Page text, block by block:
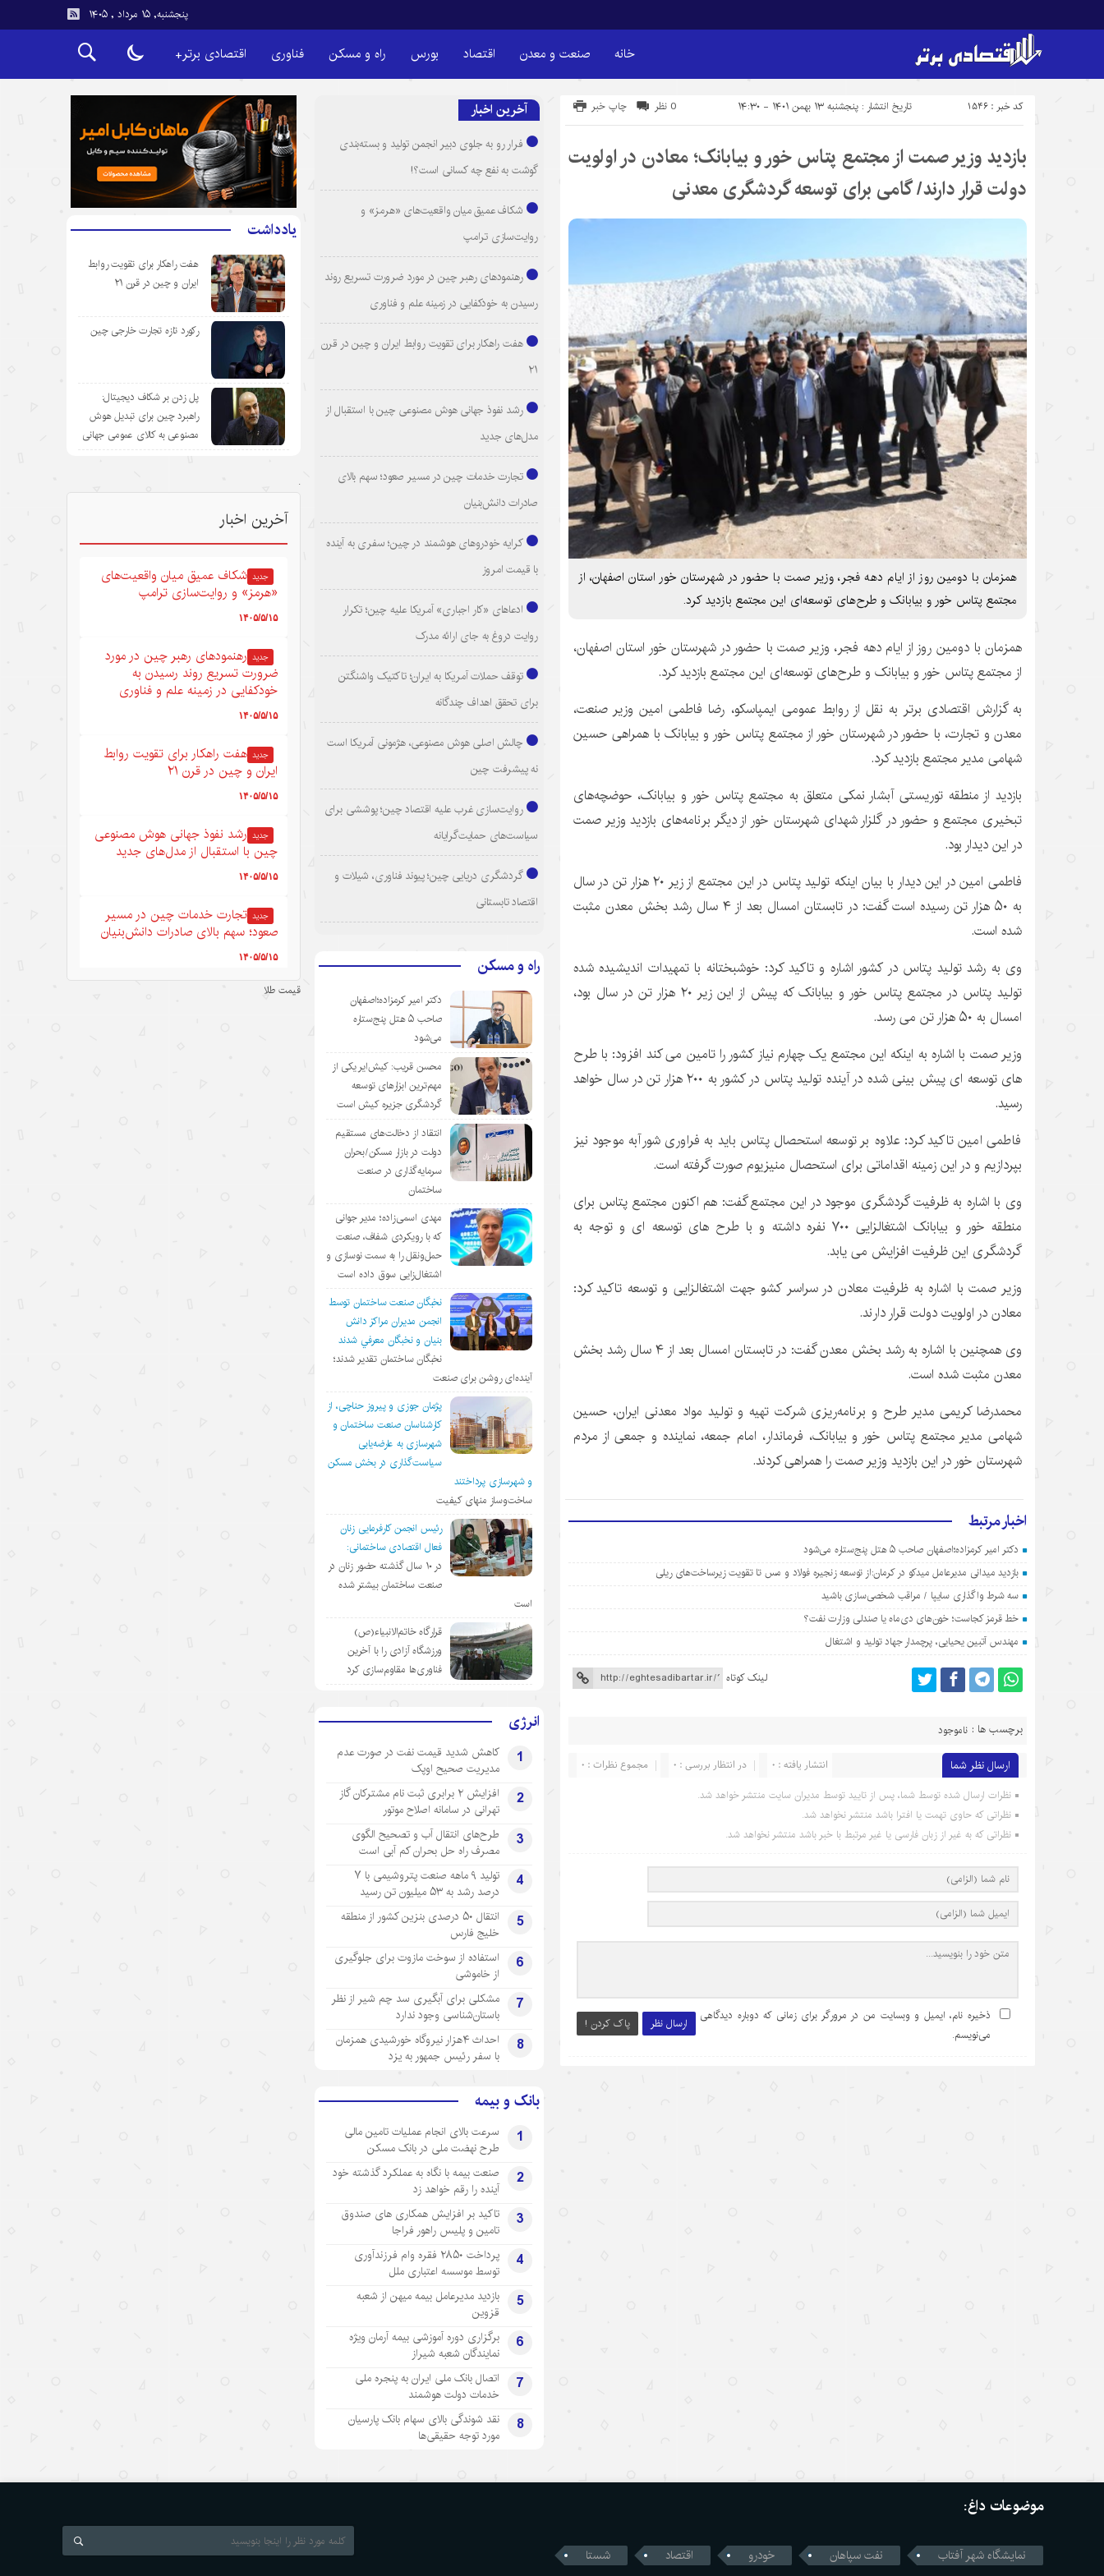
پنجشنبه, ۱۵ مرداد , ۱۴۰۵
خانه صنعت و معدن اقتصاد بورس راه و مسکن فناوری اقتصادی برتر+
تاریخ انتشار : پنجشنبه ۱۳ بهمن ۱۴۰۱ - ۱۴:۳۰ کد خبر : 1546 چاپ خبر 0 نظر
بازدید وزیر صمت از مجتمع پتاس خور و بیابانک؛ معادن در اولویت
دولت قرار دارند/ گامی برای توسعه گردشگری معدنی
همزمان با دومین روز از ایام دهه فجر، وزیر صمت با حضور در شهرستان خور استان اصفهان، از
مجتمع پتاس خور و بیابانک و طرح‌های توسعه‌ای این مجتمع بازدید کرد.
همزمان با دومین روز از ایام دهه فجر، وزیر صمت با حضور در شهرستان خور استان اصفهان،
از مجتمع پتاس خور و بیابانک و طرح‌های توسعه‌ای این مجتمع بازدید کرد.
به گزارش اقتصادی برتر به نقل از روابط عمومی ایمپاسکو، رضا فاطمی امین وزیر صنعت،
معدن و تجارت، با حضور در شهرستان خور از مجتمع پتاس خور و بیابانک با همراهی حسین
شهامی مدیر مجتمع بازدید کرد.
بازدید از منطقه توریستی آبشار نمکی متعلق به مجتمع پتاس خور و بیابانک، حوضچه‌های
تبخیری مجتمع و حضور در گلزار شهدای شهرستان خور از دیگر برنامه‌های بازدید وزیر صمت
در این دیدار بود.
فاطمی امین در این دیدار با بیان اینکه تولید پتاس در این مجتمع از زیر ۲۰ هزار تن در سال
به ۵۰ هزار تن رسیده است گفت: در تابستان امسال بعد از ۴ سال رشد بخش معدن مثبت
شده است.
وی به رشد تولید پتاس در کشور اشاره و تاکید کرد: خوشبختانه با تمهیدات اندیشیده شده
تولید پتاس در مجتمع پتاس خور و بیابانک که پیش از این زیر ۲۰ هزار تن در سال بود،
امسال به ۵۰ هزار تن می رسد.
وزیر صمت با اشاره به اینکه این مجتمع یک چهارم نیاز کشور را تامین می کند افزود: با طرح
های توسعه ای پیش بینی شده در آینده تولید پتاس در کشور به ۲۰۰ هزار تن در سال خواهد
رسید.
فاطمی امین تاکید کرد: علاوه بر توسعه استحصال پتاس باید به فراوری شورآبه موجود نیز
بپردازیم و در این زمینه اقداماتی برای استحصال منیزیوم صورت گرفته است.
وی با اشاره به ظرفیت گردشگری موجود در این مجتمع گفت: هم اکنون مجتمع پتاس برای
منطقه خور و بیابانک اشتغالزایی ۷۰۰ نفره داشته و با طرح های توسعه ای و توجه به
گردشگری این ظرفیت افزایش می یابد.
وزیر صمت با اشاره به ظرفیت معادن در سراسر کشو جهت اشتغالزایی و توسعه تاکید کرد:
معادن در اولویت دولت قرار دارند.
وی همچنین با اشاره به رشد بخش معدن گفت: در تابستان امسال بعد از ۴ سال رشد بخش
معدن مثبت شده است.
محمدرضا کریمی مدیر طرح و برنامه‌ریزی شرکت تهیه و تولید مواد معدنی ایران، حسین
شهامی مدیر مجتمع پتاس خور و بیابانک، فرماندار، امام جمعه، نماینده و جمعی از مردم
شهرستان خور در این بازدید وزیر صمت را همراهی کردند.
اخبار مرتبط
دکتر امیر کرمزاده؛اصفهان صاحب ۵ هتل پنج‌ستاره می‌شود
بازدید میدانی مدیرعامل میدکو در کرمان:از توسعه زنجیره فولاد و مس تا تقویت زیرساخت‌های ریلی
سه شرط واگذاری سایپا / مراقب شخصی‌سازی باشید
خط قرمز کجاست؛ خون‌های دی‌ماه یا صندلی وزارت نفت؟
مهندس آتبین یحیایی، پرچمدار جهاد تولید و اشتغال
لینک کوتاه
برچسب ها : ناموجود
ارسال نظر شما مجموع نظرات : 0 در انتظار بررسی : 0 انتشار یافته : 0
نظرات ارسال شده توسط شما، پس از تایید توسط مدیران سایت منتشر خواهد شد.
نظراتی که حاوی تهمت یا افترا باشد منتشر نخواهد شد.
نظراتی که به غیر از زبان فارسی یا غیر مرتبط با خبر باشد منتشر نخواهد شد.
ارسال نظر پاک کردن !
ذخیره نام، ایمیل و وبسایت من در مرورگر برای زمانی که دوباره دیدگاهی
می‌نویسم.
آخرین اخبار
فرار رو به جلوی دبیر انجمن تولید و بسته‌بندی
گوشت به نفع چه کسانی است؟!
شکاف عمیق میان واقعیت‌های «هرمز» و
روایت‌سازی ترامپ
رهنمودهای رهبر چین در مورد ضرورت تسریع روند
رسیدن به خودکفایی در زمینه علم و فناوری
هفت راهکار برای تقویت روابط ایران و چین در قرن
۲۱
رشد نفوذ جهانی هوش مصنوعی چین با استقبال از
مدل‌های جدید
تجارت خدمات چین در مسیر صعود؛ سهم بالای
صادرات دانش‌بنیان
کرایه خودروهای هوشمند در چین؛ سفری به آینده
با قیمت امروز
ادعاهای «کار اجباری» آمریکا علیه چین؛ تکرار
روایت دروغ به جای ارائه مدرک
توقف حملات آمریکا به ایران؛ تاکتیک واشنگتن
برای تحقق اهداف چندگانه
چالش اصلی هوش مصنوعی، هژمونی آمریکا است
نه پیشرفت چین
روایت‌سازی غرب علیه اقتصاد چین؛ پوششی برای
سیاست‌های حمایت‌گرایانه
گردشگری دریایی چین؛ پیوند فناوری، شیلات و
اقتصاد تابستانی
راه و مسکن
دکتر امیر کرمزاده؛اصفهان
صاحب ۵ هتل پنج‌ستاره
می‌شود
محسن قریب: کیش‌ایر یکی از
مهم‌ترین ابزارهای توسعه
گردشگری جزیره کیش است
انتقاد از دخالت‌های مستقیم
دولت در بازار مسکن/بحران
سرمایه‌گذاری در صنعت
ساختمان
مهدی اسمی‌زاده؛ مدیر جوانی
که با رویکردی شفاف، صنعت
حمل‌ونقل را به سمت نوسازی و
اشتغال‌زایی سوق داده است
نخبگان صنعت ساختمان توسط
انجمن مديران مراكز دانش
بنيان و نخبگان معرفي شدند
نخبگان ساختمان تقدیر شدند؛
آینده‌ای روشن برای صنعت
پژمان جوزی و پیروز حناچی، از
کارشناسان صنعت ساختمان و
شهرسازی به عارضه‌یابی
سیاست‌گذاری در بخش مسکن
و شهرسازی پرداختند
ساخت‌وساز منهای کیفیت
رئیس انجمن کارفرمایی زنان
فعال اقتصادی ساختمانی:
در ١٠ سال گذشته حضور زنان در
صنعت ساختمان بیشتر شده
است
قرارگاه خاتم‌الانبیاء(ص)
ورزشگاه آزادی را با آخرین
فناوری‌ها مقاوم‌سازی کرد
انرژی
1
کاهش شدید قیمت نفت در صورت عدم
مدیریت صحیح اوپک
2
افزایش ۲ برابری ثبت نام مشترکان گاز
تهرانی‌ در سامانه اصلاح موتور
3
طرح‌های انتقال آب و تصحیح الگوی
مصرف راه حل بحران کم آبی است
4
تولید ۹ ماهه صنعت پتروشیمی با ۷
درصد رشد به ۵۳ میلیون تن رسید
5
انتقال ۵۰ درصدی بنزین کشور از منطقه
خلیج فارس
6
استفاده از سوخت مازوت برای جلوگیری
از خاموشی
7
مشکلی برای آبگیری سد چم شیر از نظر
باستان‌شناسی وجود ندارد
8
احداث ۴هزار نیروگاه خورشیدی همزمان
با سفر رئیس جمهور به یزد
بانک و بیمه
1
سرعت بالای انجام عملیات تامین مالی
طرح نهضت ملی در بانک مسکن
2
صنعت بیمه با نگاه به عملکرد گذشته خود
آینده را رقم خواهد زد
3
تاکید بر افزایش همکاری های صندوق
تامین و پلیس راهور فراجا
4
پرداخت ۲۸۵۰ فقره وام فرزندآوری
توسط موسسه اعتباری ملل
5
بازدید مدیرعامل بیمه میهن از شعبه
قزوین
6
برگزاری دوره آموزشی بیمه آرمان ویژه
نمایندگان شعبه شیراز
7
اتصال بانک ملی ایران به پنجره ملی
خدمات دولت هوشمند
8
نقد شوندگی بالای سهام بانک پارسیان
مورد توجه حقیقی‌ها
یادداشت
هفت راهکار برای تقویت روابط
ایران و چین در قرن ۲۱
رکورد تازه تجارت خارجی چین
پل زدن بر شکاف دیجیتال:
راهبرد چین برای تبدیل هوش
مصنوعی به کالای عمومی جهانی
.
آخرین اخبار
جدید شکاف عمیق میان واقعیت‌های
«هرمز» و روایت‌سازی ترامپ
۱۴۰۵/۵/۱۵
جدید رهنمودهای رهبر چین در مورد
ضرورت تسریع روند رسیدن به
خودکفایی در زمینه علم و فناوری
۱۴۰۵/۵/۱۵
جدید هفت راهکار برای تقویت روابط
ایران و چین در قرن ۲۱
۱۴۰۵/۵/۱۵
جدید رشد نفوذ جهانی هوش مصنوعی
چین با استقبال از مدل‌های جدید
۱۴۰۵/۵/۱۵
جدید تجارت خدمات چین در مسیر
صعود؛ سهم بالای صادرات دانش‌بنیان
۱۴۰۵/۵/۱۵
جدید
واکنشها درباره نظامی‌گری
رئیس‌جمهور اسلواکی: دستاوردهای
قیمت طلا
موضوعات داغ:
نمایشگاه شهر آفتاب نفت سپاهان خودرو اقتصاد شستا